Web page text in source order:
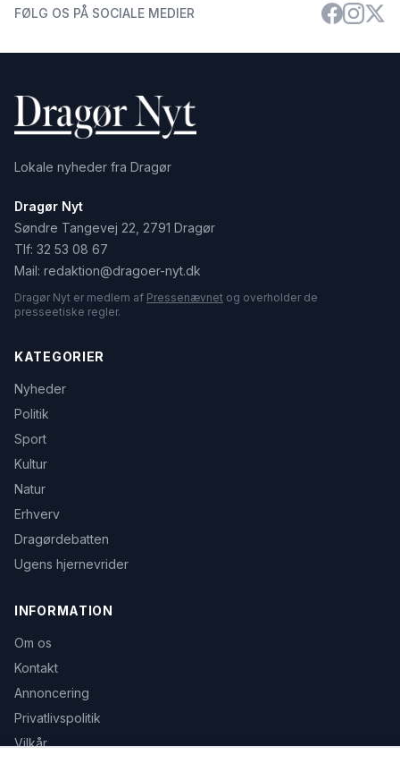
FØLG OS PÅ SOCIALE MEDIER
Lokale nyheder fra Dragør
Dragør Nyt
Søndre Tangevej 22, 2791 Dragør
Tlf: 32 53 08 67
Mail: redaktion@dragoer-nyt.dk
Dragør Nyt er medlem af Pressenævnet og overholder de
presseetiske regler.
KATEGORIER
Nyheder
Politik
Sport
Kultur
Natur
Erhverv
Dragørdebatten
Ugens hjernevrider
INFORMATION
Om os
Kontakt
Annoncering
Privatlivspolitik
Vilkår